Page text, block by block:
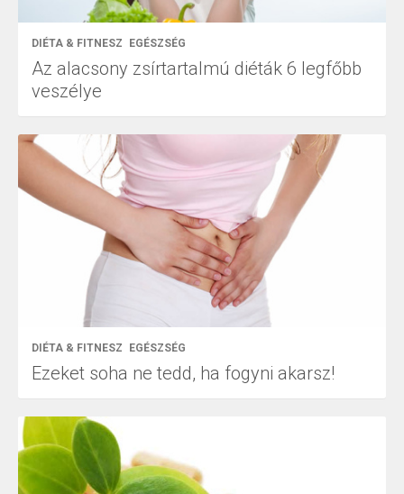
DIÉTA & FITNESZ EGÉSZSÉG
Az alacsony zsírtartalmú diéták 6 legfőbb
veszélye
DIÉTA & FITNESZ EGÉSZSÉG
Ezeket soha ne tedd, ha fogyni akarsz!